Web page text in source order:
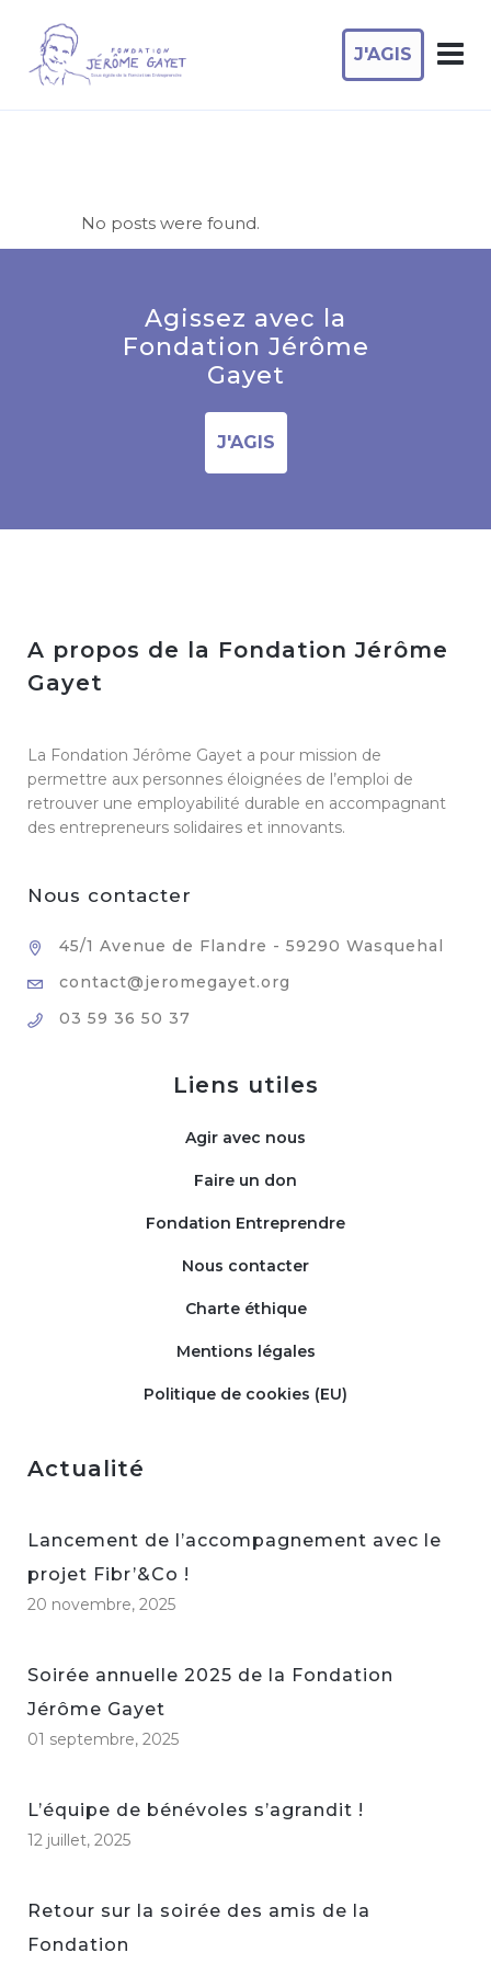
J'AGIS
No posts were found.
Agissez avec la
Fondation Jérôme
Gayet
J'AGIS
A propos de la Fondation Jérôme
Gayet
La Fondation Jérôme Gayet a pour mission de
permettre aux personnes éloignées de l’emploi de
retrouver une employabilité durable en accompagnant
des entrepreneurs solidaires et innovants.
Nous contacter
45/1 Avenue de Flandre - 59290 Wasquehal
contact@jeromegayet.org
03 59 36 50 37
Liens utiles
Agir avec nous
Faire un don
Fondation Entreprendre
Nous contacter
Charte éthique
Mentions légales
Politique de cookies (EU)
Actualité
Lancement de l’accompagnement avec le
projet Fibr’&Co !
20 novembre, 2025
Soirée annuelle 2025 de la Fondation
Jérôme Gayet
01 septembre, 2025
L’équipe de bénévoles s’agrandit !
12 juillet, 2025
Retour sur la soirée des amis de la
Fondation